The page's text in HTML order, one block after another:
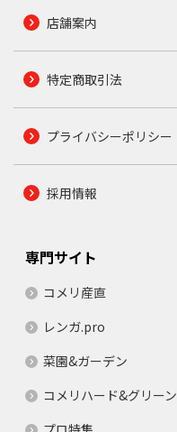
店舗案内
特定商取引法
プライバシーポリシー
採用情報
専門サイト
コメリ産直
レンガ.pro
菜園&ガーデン
コメリハード&グリーン